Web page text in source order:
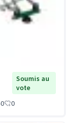
Soumis au
vote
0 0